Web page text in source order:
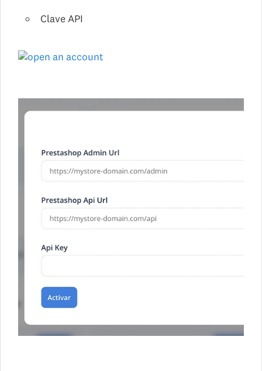
Clave API